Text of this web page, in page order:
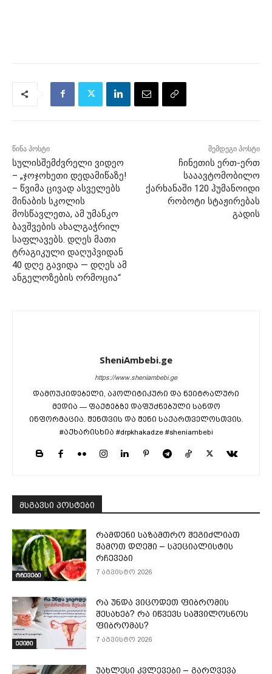
წინა პოსტი
სულისშემძვრელი ვიდეო
– „ჯოჯოხეთი დედამიწაზე!
– წვიმა ცივად ასველებს
მინაბის სკოლის
მოსწავლეთა, ამ უმანკო
ბავშვების ახალგაჭრილ
საფლავებს. დღეს მათი
ტრაგიკული დაღუპვიდან
40 დღე გავიდა — დღეს ამ
ანგელოზების ორმოცია“
შემდეგი პოსტი
ჩინეთის ერთ-ერთ
სააავტომობილო
ქარხანაში 120 ჰუმანოიდი
რობოტი სტაჟირებას
გადის
SheniAmbebi.ge
https://www.sheniambebi.ge
დამოუკიდებელი, აპოლიტიკური და ნეიტრალური
მედია — ფაქტებზე დაფუძნებული სანდო
ინფორმაცია. შენთვის და შენი საქართველოსთვის.
#აქხარისხია #drpkhakadze #sheniambebi
მსგავსი პოსტები
რჩევები
რამდენი საზამთრო შეგიძლიათ
ჭამოთ დღეში – სპეციალისტის
რჩევები
7 აგვისტო 2026
ექიმი
რა უნდა ვიცოდეთ ფიბრომის
შესახებ? რა იწვევს საშვილოსნოს
ფიბრომას?
7 აგვისტო 2026
უახლესი კვლევები – გარღვევა